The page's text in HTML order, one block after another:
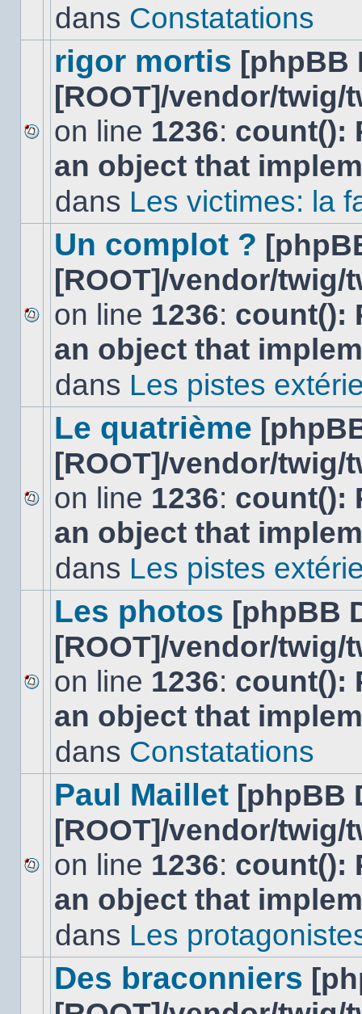
dans
sujet.
dans Constatations
Aucun
nouveau
message
sujet.
rigor mortis [phpBB
[ROOT]/vendor/
on line 1236: count():
an object that
dans Les victimes: la
Aucun
nouveau
message
Un complot ?
[ROOT]/vendor/
on line 1236: count():
an object that
dans Les pistes
Aucun
nouveau
message
Le quatrième
[ROOT]/vendor/
on line 1236: count():
an object that
dans Les pistes
Aucun
nouveau
message
sujet.
Les photos [phpBB
[ROOT]/vendor/
on line 1236: count():
an object that
dans Constatations
Aucun
nouveau
message
sujet.
Paul Maillet [phpBB
[ROOT]/vendor/
on line 1236: count():
an object that
dans Les
Des braconniers